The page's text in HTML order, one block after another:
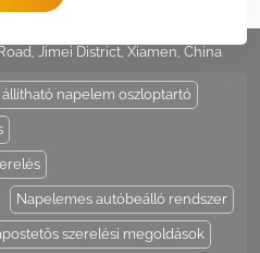
Jimei District, Xiamen, China
állítható napelem oszloptartó
Napelemes autóbeálló rendszer
szerelési megoldások